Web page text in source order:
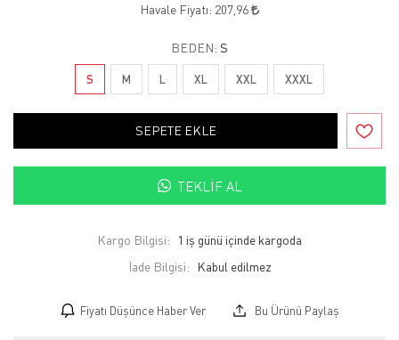
Havale Fiyatı: 207,96
BEDEN: S
S M L XL XXL XXXL
SEPETE EKLE
TEKLIF AL
Kargo Bilgisi:
1 iş günü içinde kargoda
İade Bilgisi:
Fiyatı Düşünce Haber Ver Bu Ürünü Paylaş